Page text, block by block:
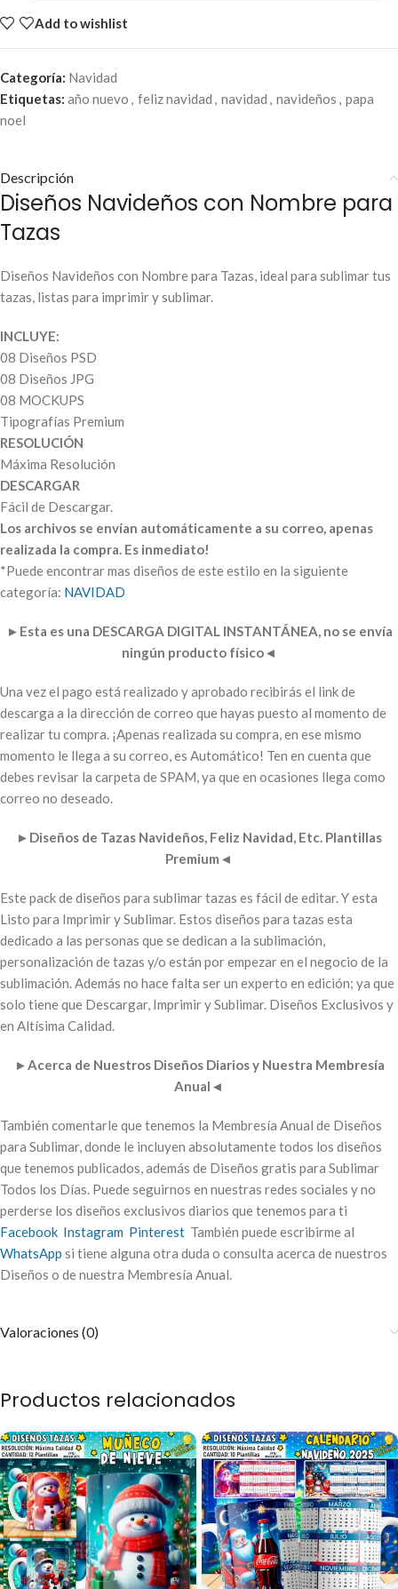
Add to wishlist
Categoría: Navidad
Etiquetas: año nuevo , feliz navidad , navidad , navideños , papa
noel
Descripción
Diseños Navideños con Nombre para
Tazas
Diseños Navideños con Nombre para Tazas, ideal para sublimar tus
tazas, listas para imprimir y sublimar.
INCLUYE:
08 Diseños PSD
08 Diseños JPG
08 MOCKUPS
Tipografías Premium
RESOLUCIÓN
Máxima Resolución
DESCARGAR
Fácil de Descargar.
Los archivos se envían automáticamente a su correo, apenas
realizada la compra. Es inmediato!
*Puede encontrar mas diseños de este estilo en la siguiente
categoría: NAVIDAD
► Esta es una DESCARGA DIGITAL INSTANTÁNEA, no se envía
ningún producto físico◄
Una vez el pago está realizado y aprobado recibirás el link de
descarga a la dirección de correo que hayas puesto al momento de
realizar tu compra. ¡Apenas realizada su compra, en ese mismo
momento le llega a su correo, es Automático! Ten en cuenta que
debes revisar la carpeta de SPAM, ya que en ocasiones llega como
correo no deseado.
► Diseños de Tazas Navideños, Feliz Navidad, Etc. Plantillas
Premium ◄
Este pack de diseños para sublimar tazas es fácil de editar. Y esta
Listo para Imprimir y Sublimar. Estos diseños para tazas esta
dedicado a las personas que se dedican a la sublimación,
personalización de tazas y/o están por empezar en el negocio de la
sublimación. Además no hace falta ser un experto en edición; ya que
solo tiene que Descargar, Imprimir y Sublimar. Diseños Exclusivos y
en Altísima Calidad.
►Acerca de Nuestros Diseños Diarios y Nuestra Membresía
Anual ◄
También comentarle que tenemos la Membresía Anual de Diseños
para Sublimar, donde le incluyen absolutamente todos los diseños
que tenemos publicados, además de Diseños gratis para Sublimar
Todos los Días. Puede seguirnos en nuestras redes sociales y no
perderse los diseños exclusivos diarios que tenemos para ti
Facebook Instagram Pinterest También puede escribirme al
WhatsApp si tiene alguna otra duda o consulta acerca de nuestros
Diseños o de nuestra Membresía Anual.
Valoraciones (0)
Productos relacionados